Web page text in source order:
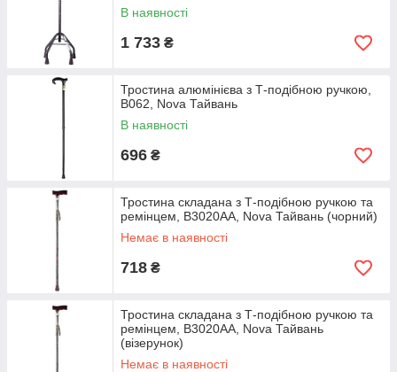
В наявності
1 733 ₴
Тростина алюмінієва з Т-подібною ручкою,
B062, Nova Тайвань
В наявності
696 ₴
Тростина складана з Т-подібною ручкою та
ремінцем, B3020AA, Nova Тайвань (чорний)
Немає в наявності
718 ₴
Тростина складана з Т-подібною ручкою та
ремінцем, B3020AA, Nova Тайвань
(візерунок)
Немає в наявності